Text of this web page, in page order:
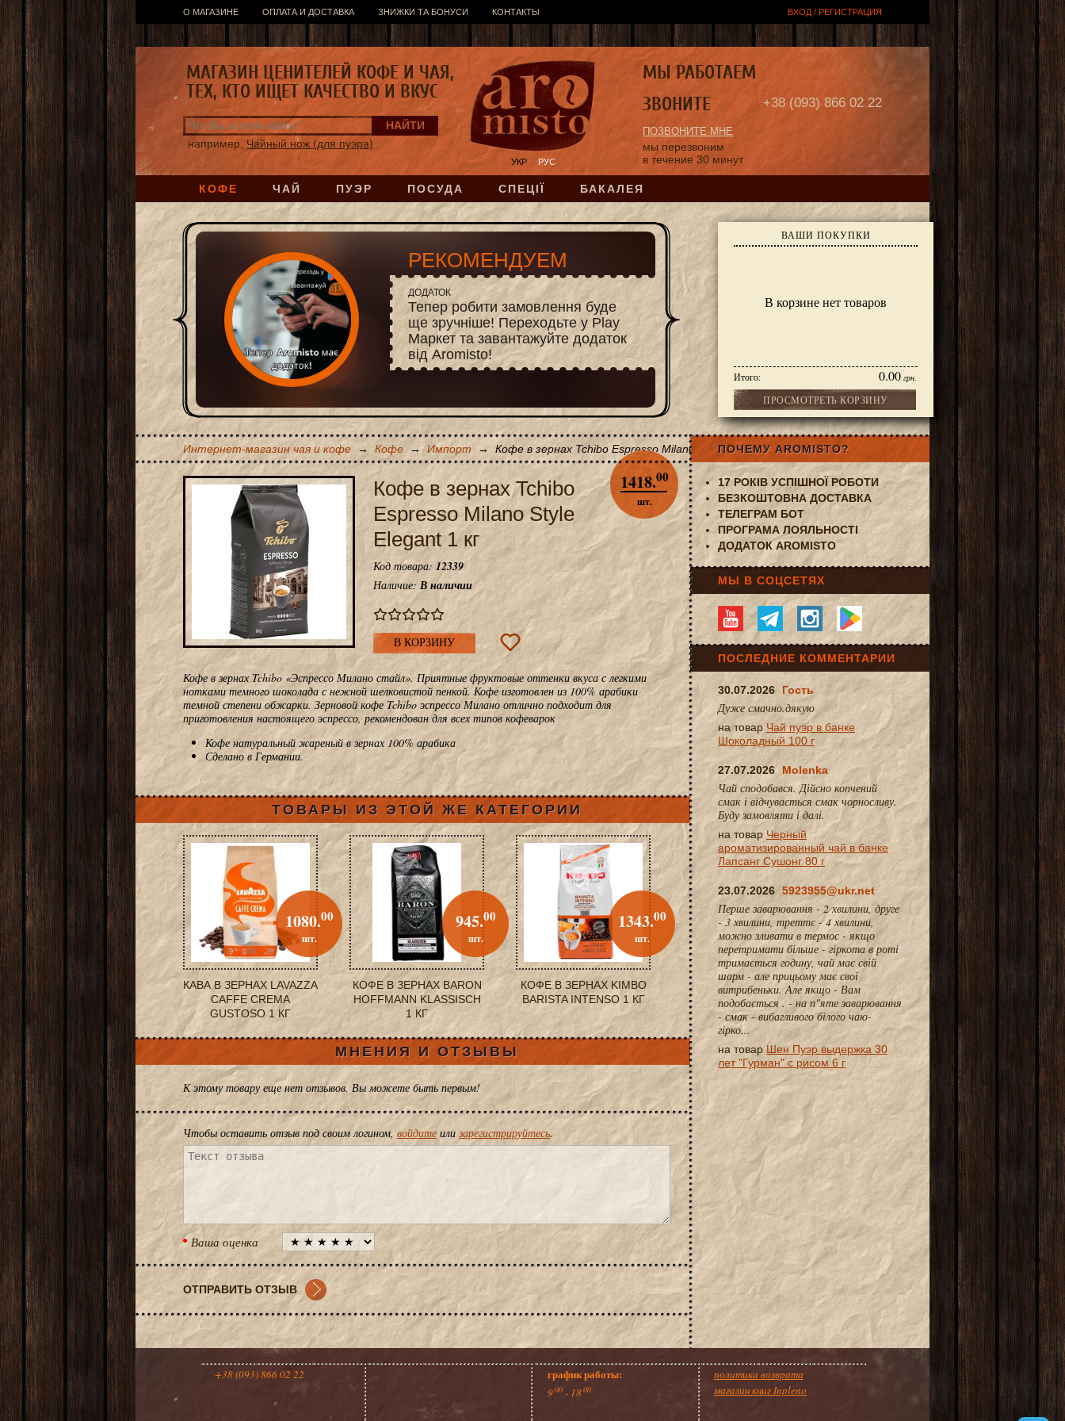
О МАГАЗИНЕ ОПЛАТА И ДОСТАВКА ЗНИЖКИ ТА БОНУСИ КОНТАКТЫ ВХОД / РЕГИСТРАЦИЯ
КОФЕ ЧАЙ ПУЭР ПОСУДА СПЕЦІЇ БАКАЛЕЯ
УКР РУС
например, Чайный нож (для пуэра)
ВАШИ ПОКУПКИ
В корзине нет товаров
Итого: 0.00 грн.
ПРОСМОТРЕТЬ КОРЗИНУ
+38 (093) 866 02 22
ПОЗВОНИТЕ МНЕ
мы перезвоним
в течение 30 минут
МАГАЗИН ЦЕНИТЕЛЕЙ КОФЕ И ЧАЯ,
ТЕХ, КТО ИЩЕТ КАЧЕСТВО И ВКУС
МЫ РАБОТАЕМ
ЗВОНИТЕ
РЕКОМЕНДУЕМ
ДОДАТОК
Тепер робити замовлення буде
ще зручніше! Переходьте у Play
Маркет та завантажуйте додаток
від Aromisto!
Интернет-магазин чая и кофе → Кофе → Импорт → Кофе в зернах Tchibo Espresso Milano Style Elegant 1 кг
Кофе в зернах Tchibo
Espresso Milano Style
Elegant 1 кг
1418.00
шт.
Код товара: 12339
Наличие: В наличии
В КОРЗИНУ
Кофе в зернах Tchibo «Эспрессо Милано стайл». Приятные фруктовые оттенки вкуса с легкими
нотками темного шоколада с нежной шелковистой пенкой. Кофе изготовлен из 100% арабики
темной степени обжарки. Зерновой кофе Tchibo эспрессо Милано отлично подходит для
приготовления настоящего эспрессо, рекомендован для всех типов кофеварок
Кофе натуральный жареный в зернах 100% арабика
Сделано в Германии.
ТОВАРЫ ИЗ ЭТОЙ ЖЕ КАТЕГОРИИ
КАВА В ЗЕРНАХ LAVAZZA
CAFFE CREMA
GUSTOSO 1 КГ
1080.00
шт.
КОФЕ В ЗЕРНАХ BARON
HOFFMANN KLASSISCH
1 КГ
945.00
шт.
КОФЕ В ЗЕРНАХ KIMBO
BARISTA INTENSO 1 КГ
1343.00
шт.
МНЕНИЯ И ОТЗЫВЫ
К этому товару еще нет отзывов. Вы можете быть первым!
Чтобы оставить отзыв под своим логином, войдите илизарегистрируйтесь.
Ваша оценка
ПОЧЕМУ AROMISTO?
17 РОКІВ УСПІШНОЇ РОБОТИ
БЕЗКОШТОВНА ДОСТАВКА
ТЕЛЕГРАМ БОТ
ПРОГРАМА ЛОЯЛЬНОСТІ
ДОДАТОК AROMISTO
МЫ В СОЦСЕТЯХ
ПОСЛЕДНИЕ КОММЕНТАРИИ
30.07.2026 Гость
Дуже смачно.дякую
на товар Чай пуэр в банке
Шоколадный 100 г
27.07.2026 Molenka
Чай сподобався. Дійсно копчений
смак і відчувається смак чорносливу.
Буду замовляти і далі.
на товар Черный
ароматизированный чай в банке
Лапсанг Сушонг 80 г
23.07.2026 5923955@ukr.net
Перше заварювання - 2 хвилини, друге
- 3 хвилини, треттє - 4 хвилини,
можно зливати в термос - якщо
перетримати більше - гіркота в роті
тримається годину, чай має свій
шарм - але прицьому має свої
витрибеньки. Але якщо - Вам
подобається . - на п"яте заварювання
- смак - вибагливого білого чаю-
гірко...
на товар Шен Пуэр выдержка 30
лет "Гурман" с рисом 6 г
+38 (093) 866 02 22 график работы:
900 - 1800
политика возврата
магазин книг Inpleno